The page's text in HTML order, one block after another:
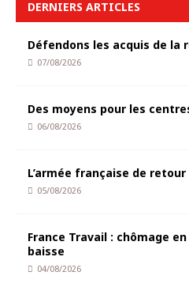
DERNIERS ARTICLES
Défendons les acquis de la
07/08/2026
Des moyens pour les
06/08/2026
L’armée française de retour
05/08/2026
France Travail : chômage
baisse
04/08/2026